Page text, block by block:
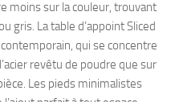
moins sur la couleur, trouvant
gris. La table d’appoint Sliced
qui se concentre
revêtu de poudre que sur
Les pieds minimalistes